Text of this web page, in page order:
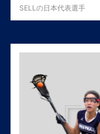
SELLの日本代表選手